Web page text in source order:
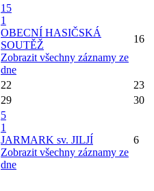
15
1
OBECNÍ HASIČSKÁ
SOUTĚŽ
Zobrazit všechny záznamy ze
dne
16
22
23
29 30
5
1
JARMARK sv. JILJÍ
Zobrazit všechny záznamy ze
dne
6